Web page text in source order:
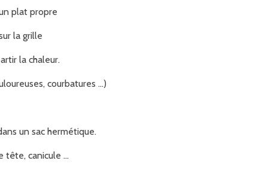
plat propre
la grille
la chaleur.
courbatures ...)
un sac hermétique.
tête, canicule ...